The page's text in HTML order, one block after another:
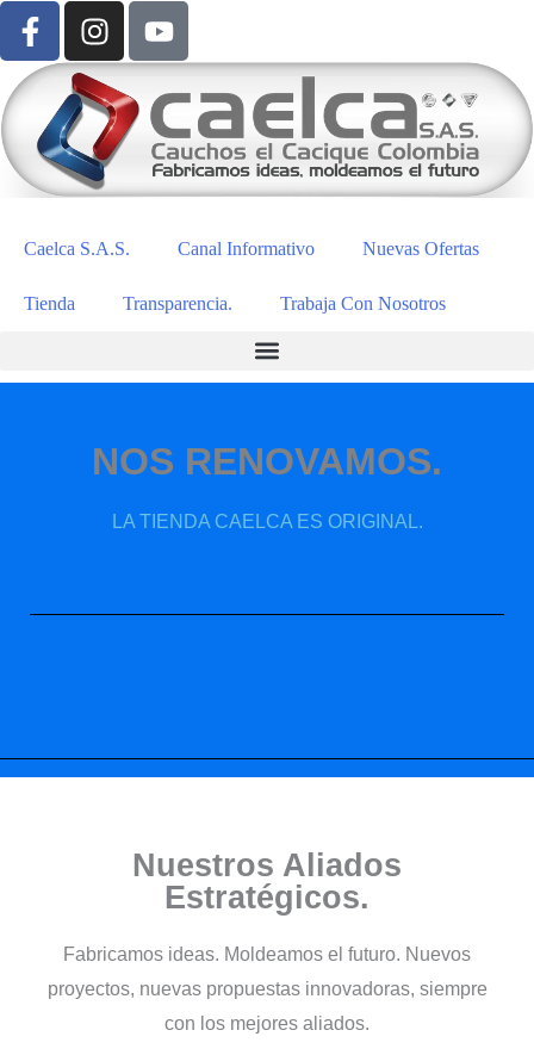
Caelca S.A.S. Canal Informativo Nuevas Ofertas
Tienda Transparencia. Trabaja Con Nosotros
NOS RENOVAMOS.
LA TIENDA CAELCA ES ORIGINAL.
Nuestros Aliados
Estratégicos.
Fabricamos ideas. Moldeamos el futuro. Nuevos
proyectos, nuevas propuestas innovadoras, siempre
con los mejores aliados.